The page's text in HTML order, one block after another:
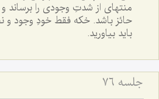
منتهاى از شدتِ وجودى را برساند
حائز باشد. خکه فقط خودِ وجود و
بايد بياوريد.
جلسه ۷۶